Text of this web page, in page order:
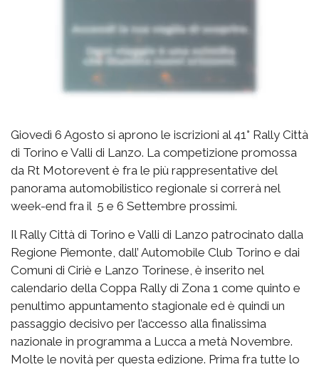
Giovedì 6 Agosto si aprono le iscrizioni al 41° Rally Città
di Torino e Valli di Lanzo. La competizione promossa
da Rt Motorevent è fra le più rappresentative del
panorama automobilistico regionale si correrà nel
week-end fra il 5 e 6 Settembre prossimi.
Il Rally Città di Torino e Valli di Lanzo patrocinato dalla
Regione Piemonte, dall’ Automobile Club Torino e dai
Comuni di Ciriè e Lanzo Torinese, è inserito nel
calendario della Coppa Rally di Zona 1 come quinto e
penultimo appuntamento stagionale ed è quindi un
passaggio decisivo per l’accesso alla finalissima
nazionale in programma a Lucca a metà Novembre.
Molte le novità per questa edizione. Prima fra tutte lo